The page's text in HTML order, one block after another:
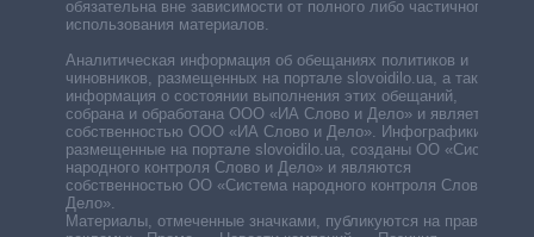
обязательна вне зависимости от полного либо частичного
использования материалов.
Аналитическая информация об обещаниях политиков и
чиновников, размещенных на портале slovoidilo.ua, а также
информация о состоянии выполнения этих обещаний,
собрана и обработана ООО «ИА Слово и Дело» и является
собственностью ООО «ИА Слово и Дело». Инфографики,
размещенные на портале slovoidilo.ua, созданы ОО «Система
народного контроля Слово и Дело» и являются
собственностью ОО «Система народного контроля Слово и
Дело».
Материалы, отмеченные значками, публикуются на правах